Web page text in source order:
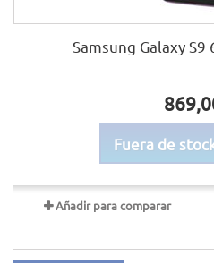
Samsung Galaxy
Fuera de
Añadir para comparar